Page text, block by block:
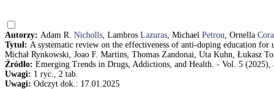
Autorzy: Adam R. Nicholls, Lambros Lazuras, Michael Petrou, Ornella
Tytuł: A systematic review on the effectiveness of anti-doping education
Michał Rynkowski, Joao F. Martins, Thomas Zandonai, Uta Kuhn, Łukasz
Źródło: Emerging Trends in Drugs, Addictions, and Health. - Vol. 5 (2025),
Uwagi: 1 ryc., 2 tab.
Uwagi: Odczyt dok.: 17.01.2025